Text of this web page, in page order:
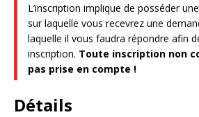
L’inscription implique de posséder
sur laquelle vous recevrez une
laquelle il vous faudra répondre afin
inscription. Toute inscription non
pas prise en compte !
Détails